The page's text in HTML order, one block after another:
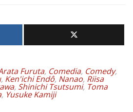
Furuta, Comedia, Comedy,
, Ken'ichi Endô, Nanao, Riisa
, Shinichi Tsutsumi, Toma
, Yusuke Kamiji